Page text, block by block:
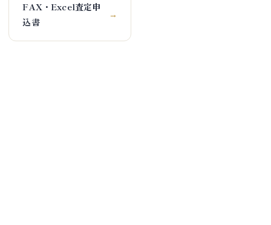
FAX・Excel査定申
込書
→